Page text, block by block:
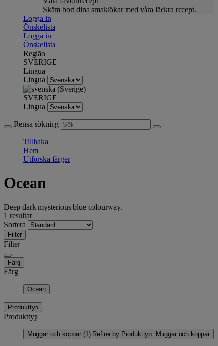
Skäm bort dina smaklökar med våra läckra recept.
Logga in
Önskelista
Logga in
Önskelista
Região
SVERIGE
Lingua
Lingua
SVERIGE
Lingua
Rensa sökning
Tillbaka
Hem
Utforska färger
Ocean
Deep dark mysterious blue colourway.
1 resultat
Sortera
Filter
Filter
Färg
Färg
Ocean
Produkttyp
Produkttyp
Muggar och koppar (1) Refine by Produkttyp: Muggar och koppar